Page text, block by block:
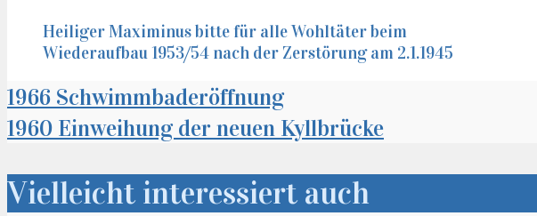
Heiliger Maximinus bitte für alle Wohltäter beim
Wiederaufbau 1953/54 nach der Zerstörung am 2.1.1945
1966 Schwimmbaderöffnung
1960 Einweihung der neuen Kyllbrücke
Vielleicht interessiert auch